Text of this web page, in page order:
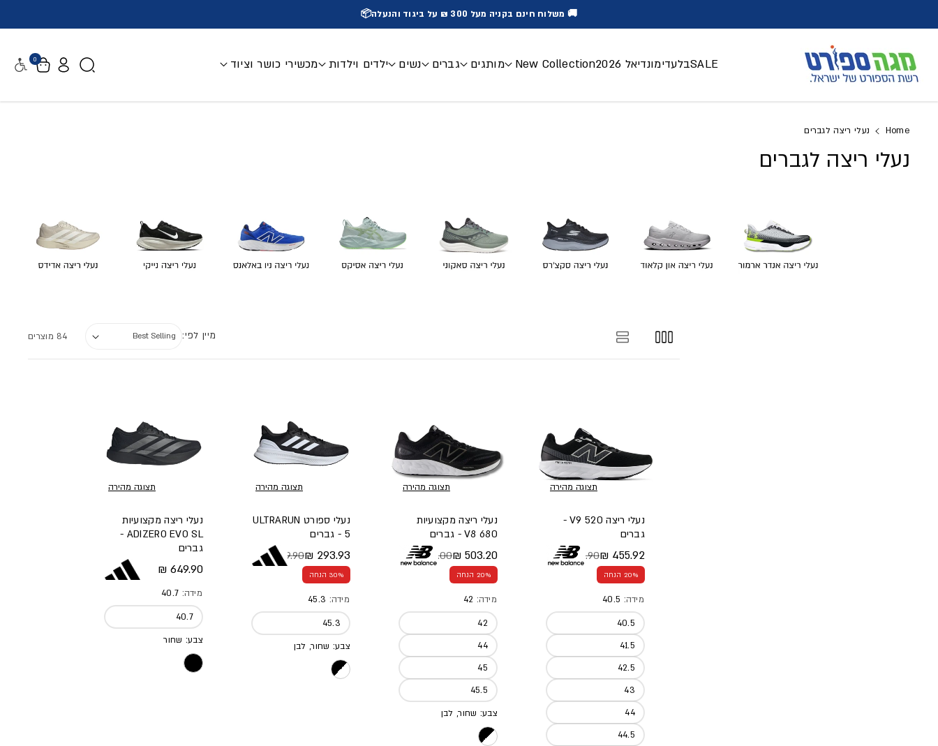
🚚 משלוח חינם בקניה מעל 300 ₪ על ביגוד והנעלה📦
SALEבלעדימונדיאל 2026 New Collection מותגים גברים נשים ילדים וילדות מכשירי כושר וציוד 0 נגישות
Home נעלי ריצה לגברים
נעלי ריצה לגברים
מיין לפי: 84 מוצרים
תצוגה מהירה
נעלי ריצה 520 V9 -
גברים
מחיר מבצע
455.92 ₪
מחיר מלא
569.90 ₪
20% הנחה
מידה: 40.5
40.5
41.5
42.5
43
44
44.5
תצוגה מהירה
נעלי ריצה מקצועיות
680 V8 - גברים
מחיר מבצע
503.20 ₪
מחיר מלא
629.00 ₪
20% הנחה
מידה: 42
42
44
45
45.5
צבע: שחור, לבן
תצוגה מהירה
נעלי ספורט ULTRARUN
5 - גברים
מחיר מבצע
293.93 ₪
מחיר מלא
419.90 ₪
30% הנחה
מידה: 45.3
45.3
צבע: שחור, לבן
תצוגה מהירה
נעלי ריצה מקצועיות
ADIZERO EVO SL -
גברים
מחיר מלא
649.90 ₪
מידה: 40.7
40.7
צבע: שחור